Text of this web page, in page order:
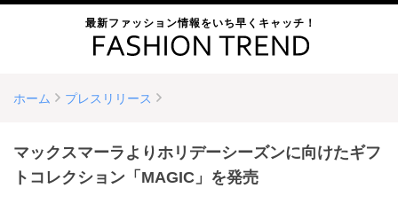
最新ファッション情報をいち早くキャッチ！
ホーム プレスリリース
マックスマーラよりホリデーシーズンに向けたギフ
トコレクション「MAGIC」を発売